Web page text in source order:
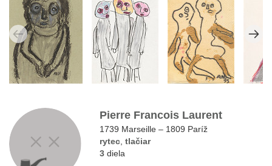
Pierre Francois Laurent
1739 Marseille – 1809 Paríž
rytec ,tlačiar
3 diela